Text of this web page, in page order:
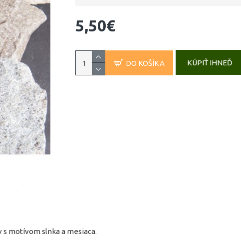
5,50€
DO KOŠÍKA KÚPIŤ IHNEĎ
motívom slnka a mesiaca.